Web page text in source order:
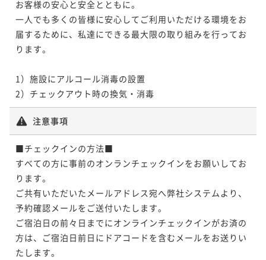
お客様の安心と安全とともに。
一人でも多くの皆様に安心してご利用いただける環境をお
届するために、私達にできる最大限の取り組みを行ってお
ります。
1）施設にアルコール消毒の設置
2）チェックアウト時の換気・消毒
注意事項
■チェックインの方法■
すべての方に事前のオンランチェックインをお願いしてお
ります。
ご共有いただいたメールアドレス宛へ弊社システムより、
予約確認メールをご送付いたします。
ご宿泊日の前々日までにオンラインチェックインがお済の
方は、ご宿泊日前日にドアコードを含むメールをお送りい
たします。